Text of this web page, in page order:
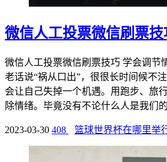
微信人工投票微信刷票技
微信人工投票微信刷票技巧 学会调节
老话说“祸从口出”，很很长时间候不
会让自己失掉一个机遇。用跑步、旅
除情绪。毕竟没有不论什么人是我们
2023-03-30 408 篮球世界杯在哪里举